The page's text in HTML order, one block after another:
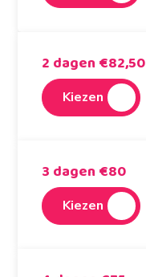
2 dagen €82,50
Kiezen
3 dagen €80
Kiezen